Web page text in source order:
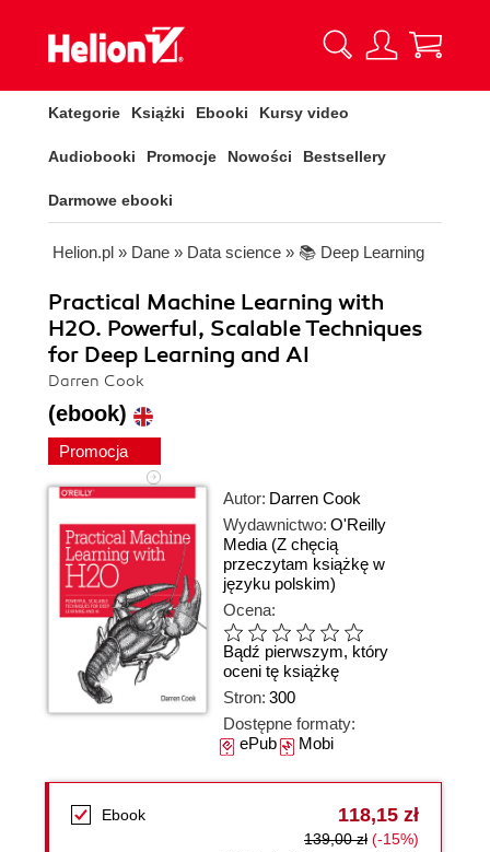
Kategorie Książki Ebooki Kursy video
Audiobooki Promocje Nowości Bestsellery
Darmowe ebooki
Helion.pl » Dane » Data science » 📚 Deep Learning
Practical Machine Learning with
H2O. Powerful, Scalable Techniques
for Deep Learning and AI
Darren Cook
(ebook)
Promocja
Autor: Darren Cook
Wydawnictwo: O'Reilly
Media (Z chęcią
przeczytam książkę w
języku polskim)
Ocena:
Bądź pierwszym, który
oceni tę książkę
Stron: 300
Dostępne formaty:
ePubMobi
Ebook 118,15 zł
139,00 zł (-15%)